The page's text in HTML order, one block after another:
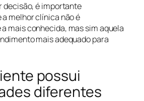
decisão, é importante
melhor clínica não é
mais conhecida, mas sim aquela
mais adequado para
possui
diferentes